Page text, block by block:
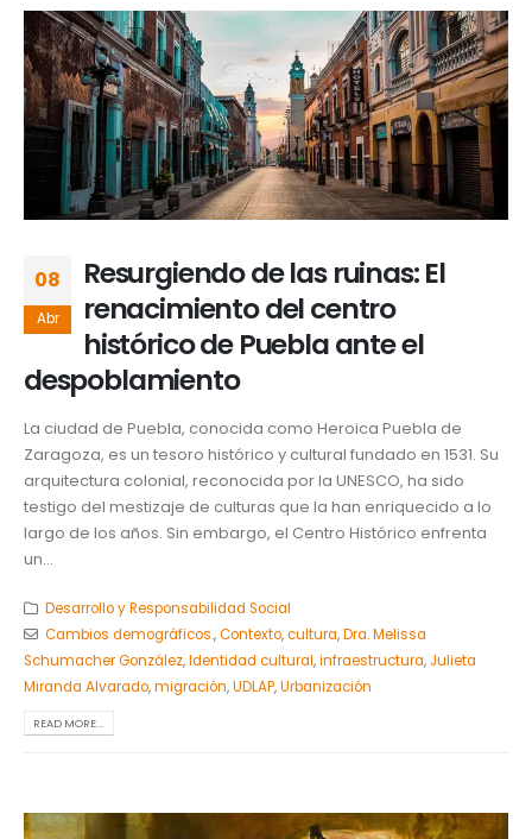
08
Abr
Resurgiendo de las ruinas: El
renacimiento del centro
histórico de Puebla ante el
despoblamiento
La ciudad de Puebla, conocida como Heroica Puebla de
Zaragoza, es un tesoro histórico y cultural fundado en 1531. Su
arquitectura colonial, reconocida por la UNESCO, ha sido
testigo del mestizaje de culturas que la han enriquecido a lo
largo de los años. Sin embargo, el Centro Histórico enfrenta
un...
Desarrollo y Responsabilidad Social
Cambios demográficos.,Contexto,cultura,Dra. Melissa
Schumacher González,Identidad cultural,infraestructura, Julieta
Miranda Alvarado,migración,UDLAP,Urbanización
READ MORE...